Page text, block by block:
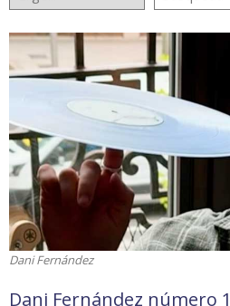
Dani Fernández
Dani Fernández número